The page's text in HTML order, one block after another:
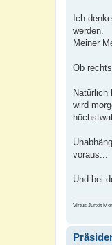
Ich
werden.
Meiner
Ob
Natürlich
wird
voraus...
Und bei
Virtus Junxit